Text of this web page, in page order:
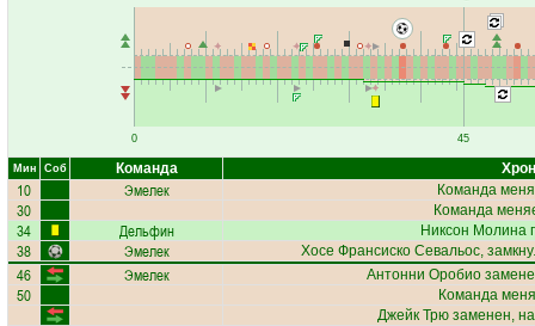
0 45
Мин Соб Команда
10 Эмелек Команда
30 Команда
34 Дельфин Никсон Молина
38 Эмелек Хосе Франсиско Севальос,
46 Эмелек Антонни Оробио
50
Команда
Джейк Трюзаменен,